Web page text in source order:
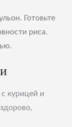
Готовьте
риса.
курицей и